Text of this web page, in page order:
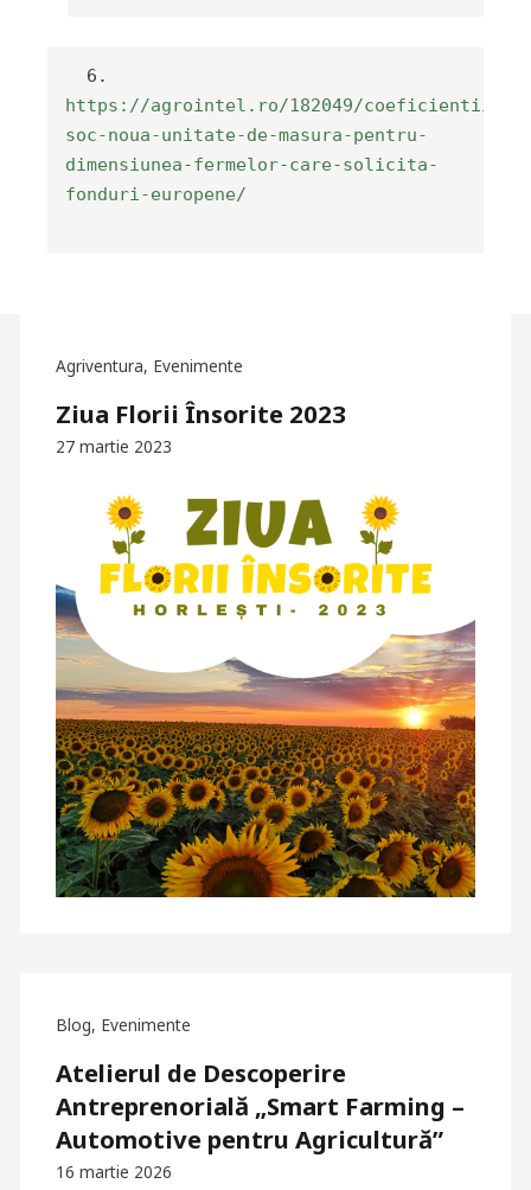
https://agrointel.ro/182049/coeficientii-
soc-noua-unitate-de-masura-pentru-
dimensiunea-fermelor-care-solicita-
fonduri-europene/
Agriventura, Evenimente
Ziua Florii Însorite 2023
27 martie 2023
Blog, Evenimente
Atelierul de Descoperire
Antreprenorială „Smart Farming –
Automotive pentru Agricultură”
16 martie 2026